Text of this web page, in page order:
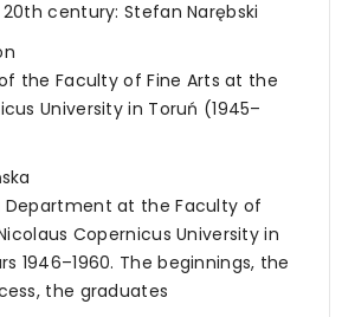
century: Stefan Narębski
the Faculty of Fine Arts at the
University in Toruń (1945–
Department at the Faculty of
Copernicus University in
1946–1960. The beginnings, the
the graduates